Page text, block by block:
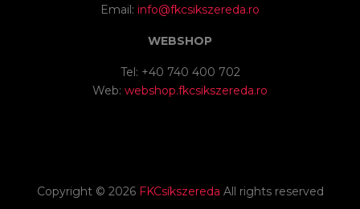
Email: info@fkcsikszereda.ro
WEBSHOP
Tel: +40 740 400 702
Web: webshop.fkcsikszereda.ro
Copyright © 2026 FKCsíkszereda All rights reserved